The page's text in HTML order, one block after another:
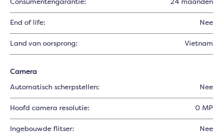
Consumentengarantie: 24 maanden
End of life: Nee
Land van oorsprong: Vietnam
Camera
Automatisch scherpstellen: Nee
Hoofd camera resolutie: 0 MP
Ingebouwde flitser: Nee